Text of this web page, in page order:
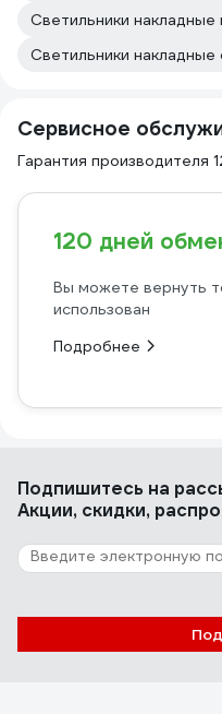
Светильники
Сервисное
Гарантия производителя
120 дней
Вы можете вернуть
использован
Подробнее
Подпишитесь на
Акции, скидки,